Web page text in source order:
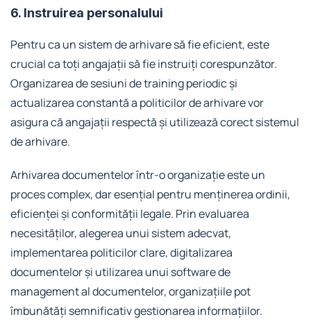
6. Instruirea personalului
Pentru ca un sistem de arhivare să fie eficient, este
crucial ca toți angajații să fie instruiți corespunzător.
Organizarea de sesiuni de training periodic și
actualizarea constantă a politicilor de arhivare vor
asigura că angajații respectă și utilizează corect sistemul
de arhivare.
Arhivarea documentelor într-o organizație este un
proces complex, dar esențial pentru menținerea ordinii,
eficienței și conformității legale. Prin evaluarea
necesităților, alegerea unui sistem adecvat,
implementarea politicilor clare, digitalizarea
documentelor și utilizarea unui software de
management al documentelor, organizațiile pot
îmbunătăți semnificativ gestionarea informațiilor.